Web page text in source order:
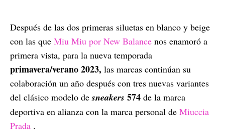
Después de las dos primeras siluetas en blanco y beige
con las que Miu Miu por New Balance nos enamoró a
primera vista, para la nueva temporada
primavera/verano 2023, las marcas continúan su
colaboración un año después con tres nuevas variantes
del clásico modelo desneakers 574 de la marca
deportiva en alianza con la marca personal de Miuccia
Prada .